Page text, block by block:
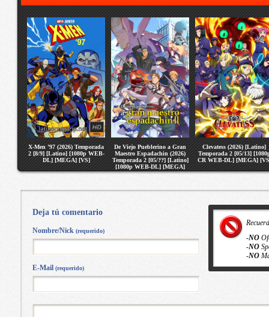
X-Men ’97 (2026) Temporada
2 [8/9] [Latino] [1080p WEB-
DL] [MEGA] [VS]
De Viejo Pueblerino a Gran
Maestro Espadachin (2026)
Temporada 2 [05/??] [Latino]
[1080p WEB-DL] [MEGA]
[VS]
Clevatess (2026) [Latino]
Temporada 2 [05/13]
CR WEB-DL] [MEGA]
-NO
-NO
-NO
Deja tú comentario
Nombre/Nick (requerido)
E-Mail (requerido)